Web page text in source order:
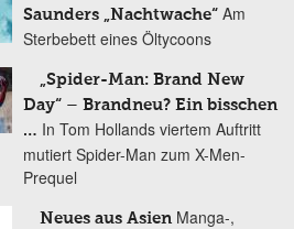
Saunders „Nachtwache“ Am
Sterbebett eines Öltycoons
„Spider-Man: Brand New
Day“ – Brandneu? Ein bisschen
… In Tom Hollands viertem Auftritt
mutiert Spider-Man zum X-Men-
Prequel
Neues aus Asien Manga-,